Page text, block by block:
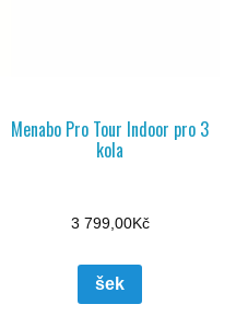
Menabo Pro Tour Indoor pro 3
kola
3 799,00Kč
šek